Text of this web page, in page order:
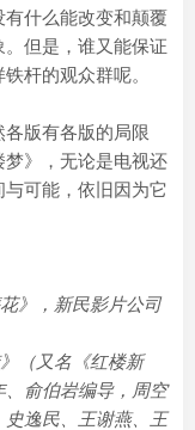
什么能改变和颠覆
但是，谁又能保证
杆的观众群呢。
版有各版的局限
》，无论是电视还
可能，依旧因为它
》，新民影片公司
（又名《红楼新
俞伯岩编导，周空
逸民、王谢燕、王